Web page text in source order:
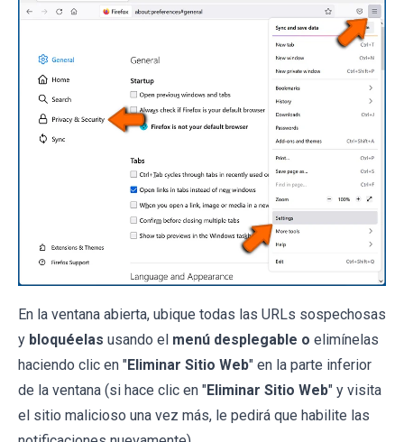
En la ventana abierta, ubique todas las URLs sospechosas
y bloquéelas usando el menú desplegable o elimínelas
haciendo clic en "Eliminar Sitio Web" en la parte inferior
de la ventana (si hace clic en "Eliminar Sitio Web" y visita
el sitio malicioso una vez más, le pedirá que habilite las